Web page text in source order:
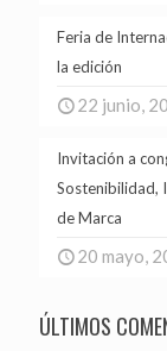
Feria de
la edición
22 junio,
Invitación a
Sostenibilidad,
de Marca
20 mayo,
ÚLTIMOS